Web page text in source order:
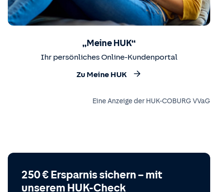
„Meine HUK“
Ihr persönliches Online-Kundenportal
Zu Meine HUK
Eine Anzeige der HUK-COBURG VVaG
250 € Ersparnis sichern – mit
unserem HUK-Check